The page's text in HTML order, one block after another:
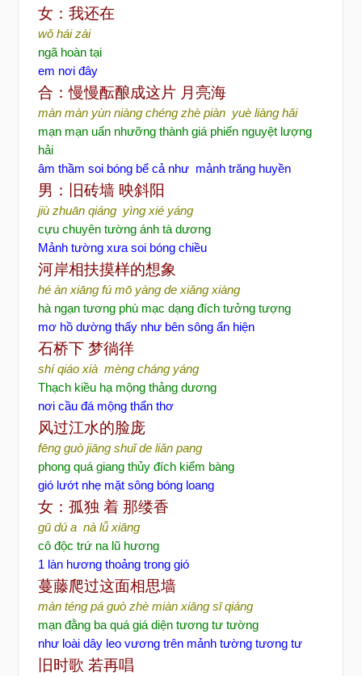
女：我还在
wǒ hái zài
ngã hoàn tại
em nơi đây
合：慢慢酝酿成这片 月亮海
màn màn yùn niàng chéng zhè piàn yuè liàng hǎi
mạn mạn uấn nhưỡng thành giá phiến nguyệt lượng
hải
âm thầm soi bóng bể cả như mảnh trăng huyền
男：旧砖墙 映斜阳
jiù zhuān qiáng yìng xié yáng
cựu chuyên tường ánh tà dương
Mảnh tường xưa soi bóng chiều
河岸相扶摸样的想象
hé àn xiāng fú mō yàng de xiǎng xiàng
hà ngạn tương phù mạc dạng đích tưởng tượng
mơ hồ dường thấy như bên sông ẩn hiện
石桥下 梦徜徉
shí qiáo xià mèng cháng yáng
Thạch kiều hạ mộng thảng dương
nơi cầu đá mộng thẩn thơ
风过江水的脸庞
fēng guò jiāng shuǐ de liǎn pang
phong quá giang thủy đích kiểm bàng
gió lướt nhẹ mặt sông bóng loang
女：孤独 着 那缕香
gū dú a nà lǚ xiāng
cô độc trứ na lũ hương
1 làn hương thoảng trong gió
蔓藤爬过这面相思墙
màn téng pá guò zhè miàn xiāng sī qiáng
mạn đằng ba quá giá diện tương tư tường
như loài dây leo vương trên mảnh tường tương tư
旧时歌 若再唱